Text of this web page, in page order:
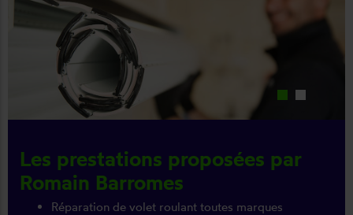
Les prestations proposées par
Romain Barromes
Réparation de volet roulant toutes marques